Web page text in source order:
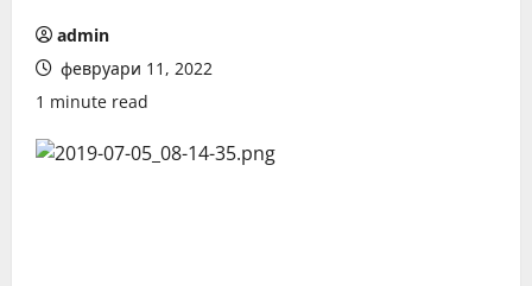
admin
февруари 11, 2022
1 minute read